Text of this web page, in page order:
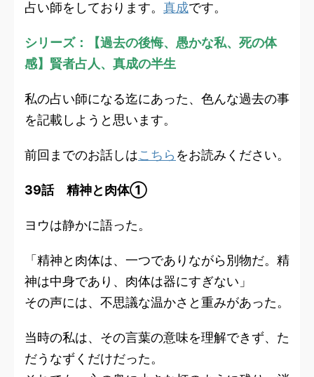
占い師をしております。 真成です。
シリーズ：【過去の後悔、愚かな私、死の体
感】賢者占人、真成の半生
私の占い師になる迄にあった、色んな過去の事
を記載しようと思います。
前回までのお話しはこちら をお読みください。
39話 精神と肉体①
ヨウは静かに語った。
「精神と肉体は、一つでありながら別物だ。精
神は中身であり、肉体は器にすぎない」
その声には、不思議な温かさと重みがあった。
当時の私は、その言葉の意味を理解できず、た
だうなずくだけだった。